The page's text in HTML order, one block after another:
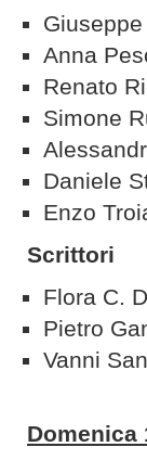
Anna
Renato
Simone
Daniele
Enzo
Scrittori
Flora C.
Pietro
Vanni
Domenica